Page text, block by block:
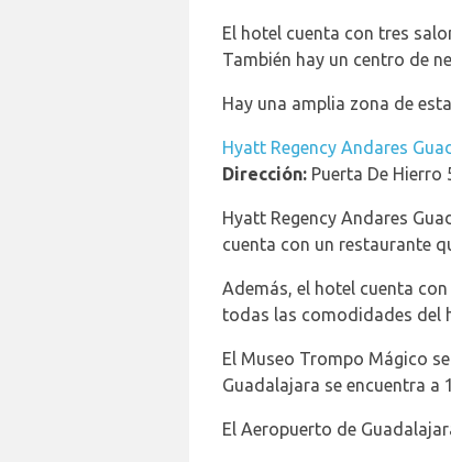
El hotel cuenta con tres
También hay un centro de
Hay una amplia zona de
Hyatt Regency Andares
Dirección: Puerta De Hierro
Hyatt Regency Andares
cuenta con un restaurante
Además, el hotel cuenta
todas las comodidades del
El Museo Trompo Mágico
Guadalajara se encuentra
El Aeropuerto de